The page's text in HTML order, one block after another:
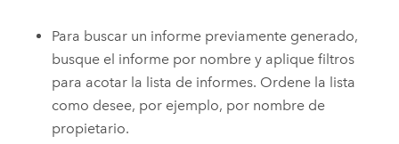
Para buscar un informe previamente generado,
busque el informe por nombre y aplique filtros
para acotar la lista de informes. Ordene la lista
como desee, por ejemplo, por nombre de
propietario.